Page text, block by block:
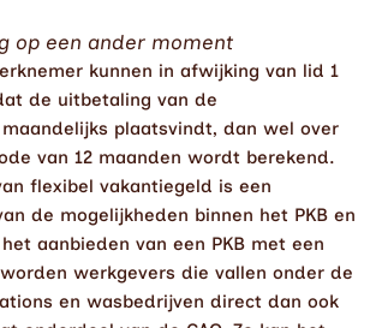
op een ander moment
kunnen in afwijking van lid 1
de uitbetaling van de
plaatsvindt, dan wel over
van 12 maanden wordt berekend.
flexibel vakantiegeld is een
de mogelijkheden binnen het PKB en
aanbieden van een PKB met een
werkgevers die vallen onder de
en wasbedrijven direct dan ook